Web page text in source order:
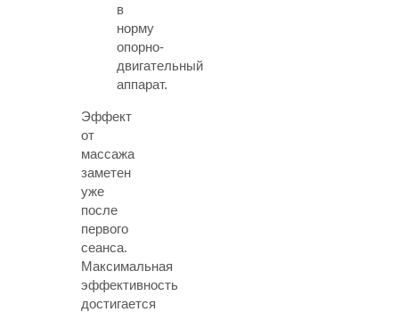
в
норму
опорно-
двигательный
аппарат.
Эффект
от
массажа
заметен
уже
после
первого
сеанса.
Максимальная
эффективность
достигается